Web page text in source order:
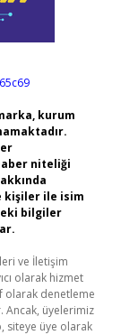
kurum
niteliği
kişiler ile isim
bilgiler
ve İletişim
olarak hizmet
olarak denetleme
Ancak, üyelerimiz
siteye üye olarak